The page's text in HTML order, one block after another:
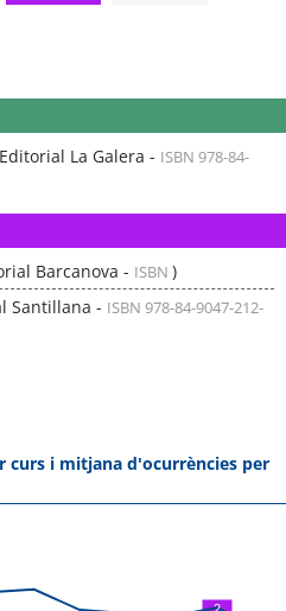
La Galera - ISBN 978-84-
Barcanova - ISBN )
Santillana - ISBN 978-84-9047-212-
curs i mitjana d'ocurrències per